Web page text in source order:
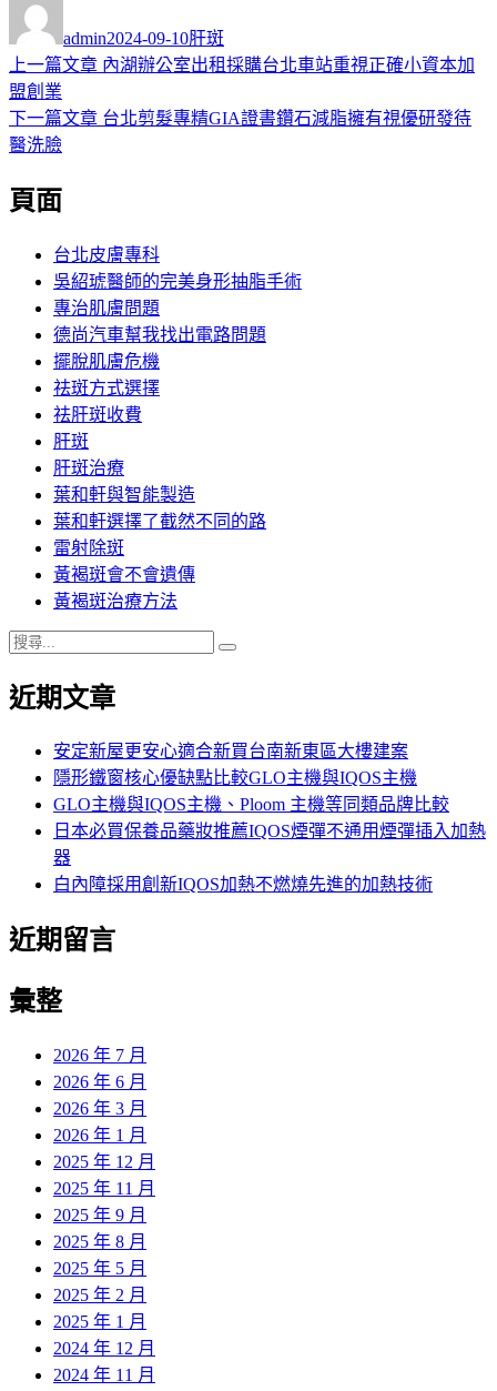
者
admin佈
日
2024-09-10類
肝斑
文
章
導
覽
上一篇文章 上
篇
內湖辦公室出租採購台北車站重視正確小資本加
盟創業
下一篇文章 下
台北剪髮專精GIA證書鑽石減脂擁有視優研發待
醫洗臉
頁面
台北皮膚專科
吳紹琥醫師的完美身形抽脂手術
專治肌膚問題
德尚汽車幫我找出電路問題
擺脫肌膚危機
祛斑方式選擇
祛肝斑收費
肝斑
肝斑治療
葉和軒與智能製造
葉和軒選擇了截然不同的路
雷射除斑
黃褐斑會不會遺傳
黃褐斑治療方法
搜
關
近期文章
安定新屋更安心適合新買台南新東區大樓建案
隱形鐵窗核心優缺點比較GLO主機與IQOS主機
GLO主機與IQOS主機、Ploom 主機等同類品牌比較
日本必買保養品藥妝推薦IQOS煙彈不通用煙彈插入加熱
器
白內障採用創新IQOS加熱不燃燒先進的加熱技術
近期留言
彙整
2026 年 7 月
2026 年 6 月
2026 年 3 月
2026 年 1 月
2025 年 12 月
2025 年 11 月
2025 年 9 月
2025 年 8 月
2025 年 5 月
2025 年 2 月
2025 年 1 月
2024 年 12 月
2024 年 11 月